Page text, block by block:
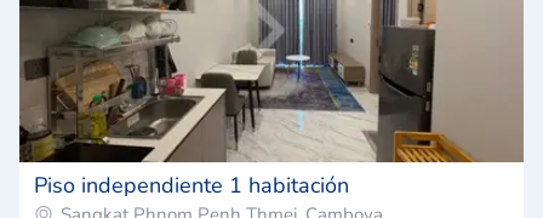
Piso independiente 1 habitación